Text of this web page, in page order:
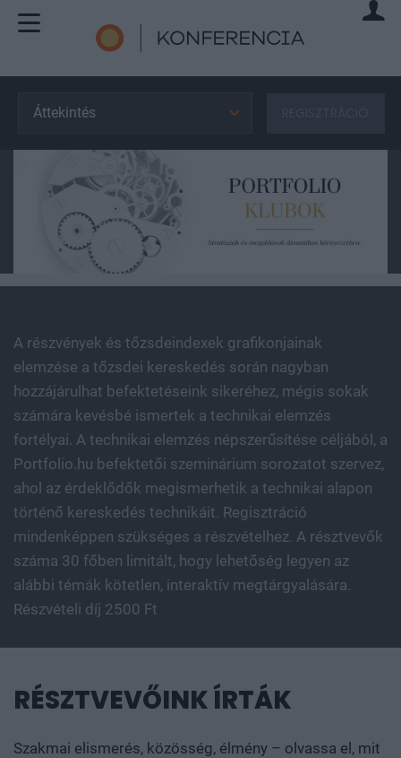
Áttekintés
A részvények és tőzsdeindexek grafikonjainak
elemzése a tőzsdei kereskedés során nagyban
hozzájárulhat befektetéseink sikeréhez, mégis sokak
számára kevésbé ismertek a technikai elemzés
fortélyai. A technikai elemzés népszerűsítése céljából, a
Portfolio.hu befektetői szeminárium sorozatot szervez,
ahol az érdeklődők megismerhetik a technikai alapon
történő kereskedés technikáit. Regisztráció
mindenképpen szükséges a részvételhez. A résztvevők
száma 30 főben limitált, hogy lehetőség legyen az
alábbi témák kötetlen, interaktív megtárgyalására.
Részvételi díj 2500 Ft
RÉSZTVEVŐINK ÍRTÁK
Szakmai elismerés, közösség, élmény – olvassa el, mit